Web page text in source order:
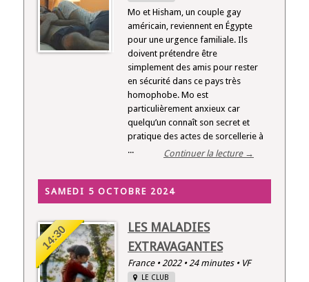
Mo et Hisham, un couple gay
américain, reviennent en Égypte
pour une urgence familiale. Ils
doivent prétendre être
simplement des amis pour rester
en sécurité dans ce pays très
homophobe. Mo est
particulièrement anxieux car
quelqu’un connaît son secret et
pratique des actes de sorcellerie à
...
Continuer la lecture →
SAMEDI 5 OCTOBRE 2024
14:30
LES MALADIES
EXTRAVAGANTES
France • 2022 • 24 minutes • VF
LE CLUB